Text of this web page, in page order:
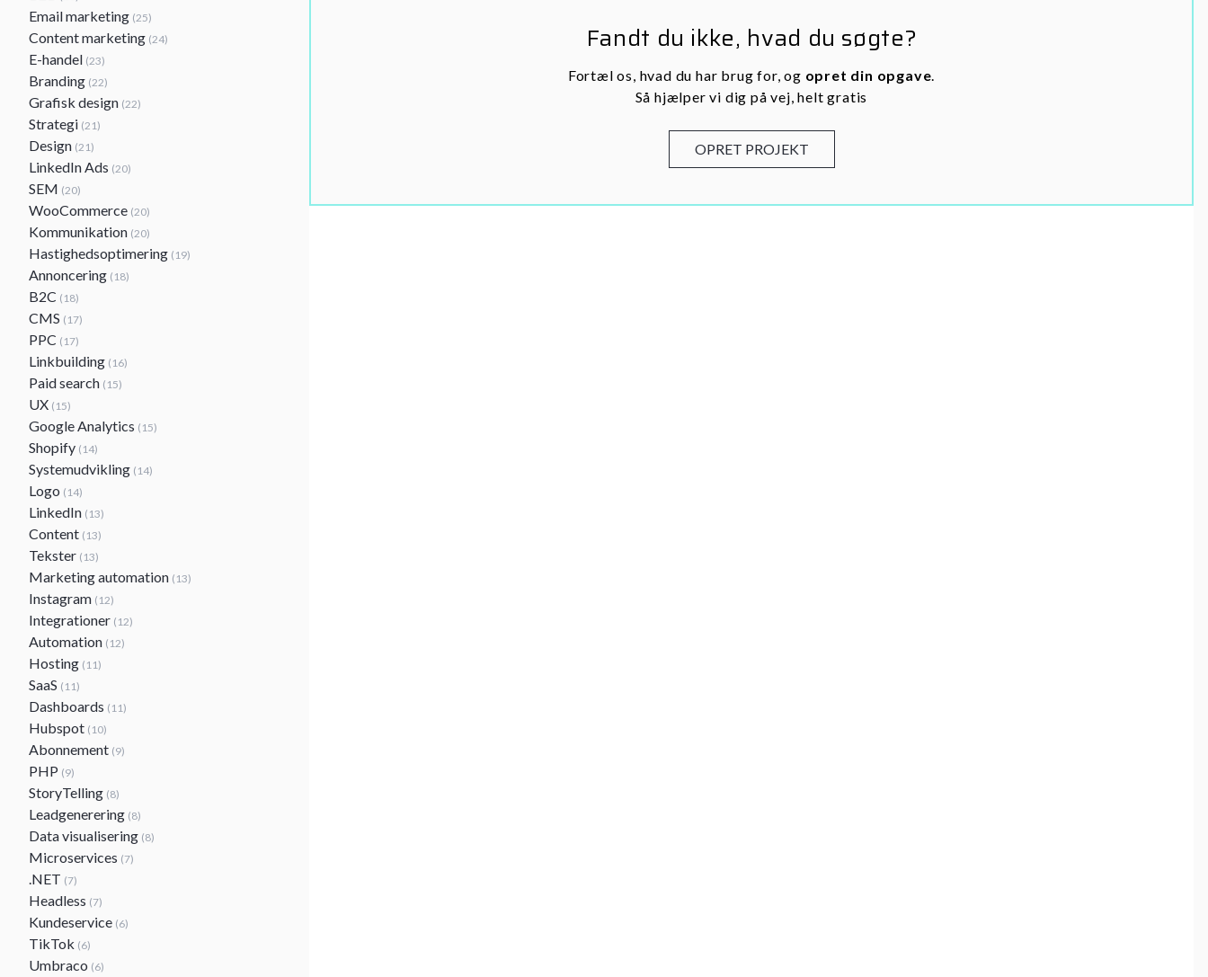
Email marketing (25)
Content marketing (24)
E-handel (23)
Branding (22)
Grafisk design (22)
Strategi (21)
Design (21)
LinkedIn Ads (20)
SEM (20)
WooCommerce (20)
Kommunikation (20)
Hastighedsoptimering (19)
Annoncering (18)
B2C (18)
CMS (17)
PPC (17)
Linkbuilding (16)
Paid search (15)
UX (15)
Google Analytics (15)
Shopify (14)
Systemudvikling (14)
Logo (14)
LinkedIn (13)
Content (13)
Tekster (13)
Marketing automation (13)
Instagram (12)
Integrationer (12)
Automation (12)
Hosting (11)
SaaS (11)
Dashboards (11)
Hubspot (10)
Abonnement (9)
PHP (9)
StoryTelling (8)
Leadgenerering (8)
Data visualisering (8)
Microservices (7)
.NET (7)
Headless (7)
Kundeservice (6)
TikTok (6)
Umbraco (6)
Fandt du ikke, hvad du søgte?
Fortæl os, hvad du har brug for, og opret din opgave.
Så hjælper vi dig på vej, helt gratis
OPRET PROJEKT